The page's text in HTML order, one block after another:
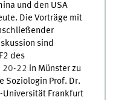
und den USA
Die Vorträge mit
sind
des
20-22 in Münster zu
Soziologin Prof. Dr.
Universität Frankfurt